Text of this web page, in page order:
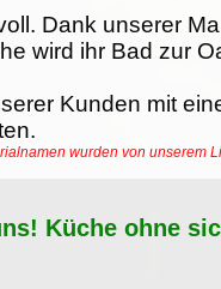
Dank unserer
wird ihr Bad zur
Kunden mit
wurden von unserem
Küche ohne